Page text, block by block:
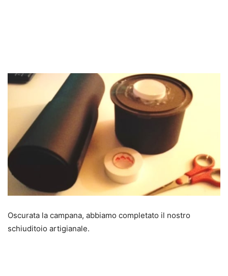
Oscurata la campana, abbiamo completato il nostro
schiuditoio artigianale.